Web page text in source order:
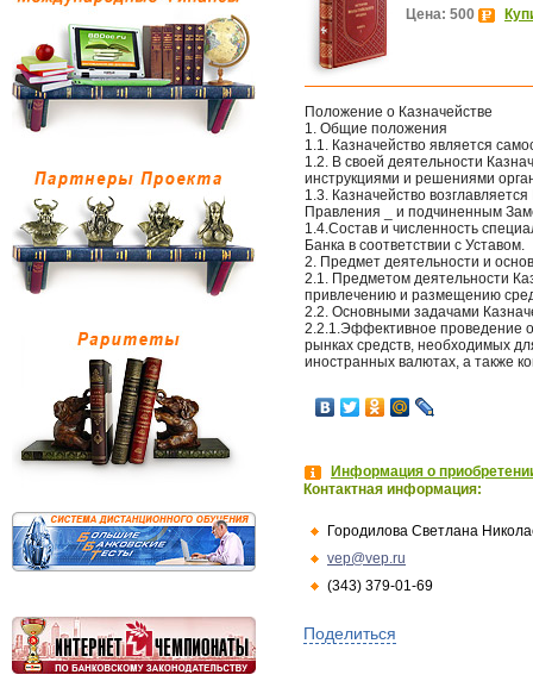
Цена: 500
Положение о Казначействе
1. Общие положения
1.1. Казначейство является
1.2. В своей деятельности
инструкциями и решениями
1.3. Казначейство
Правления _ и подчиненным
1.4.Состав и численность
Банка в соответствии с Уставом.
2. Предмет деятельности и
2.1. Предметом деятельности
привлечению и размещению
2.2. Основными задачами
2.2.1.Эффективное проведение
рынках средств, необходимых
иностранных валютах, а также
Информация о
Контактная информация:
Городилова Светлана
vep@vep.ru
(343) 379-01-69
Поделиться